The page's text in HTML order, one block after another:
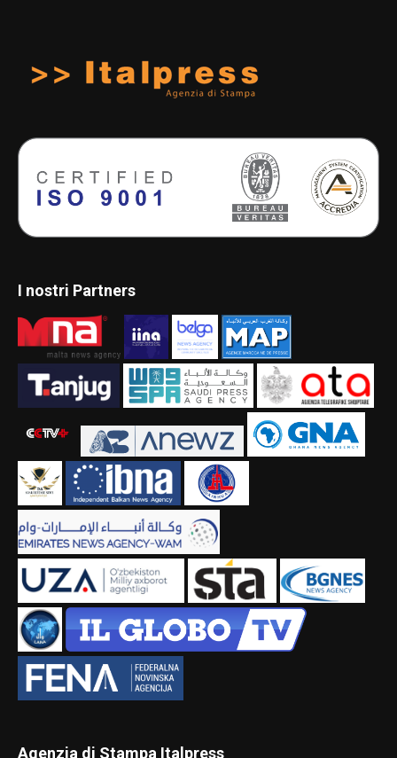
I nostri Partners
Agenzia di Stampa Italpress